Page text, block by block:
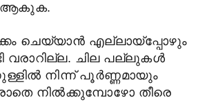
ആകുക.
ചെയ്യാന് എല്ലായ്പ്പോഴും
വരാറില്ല. ചില പല്ലുകള്
നിന്ന് പൂര്ണ്ണമായും
നില്ക്കുമ്പോഴോ തീരെ